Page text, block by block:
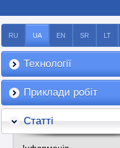
RU UA EN SR LT
Технології
Приклади робіт
Статті